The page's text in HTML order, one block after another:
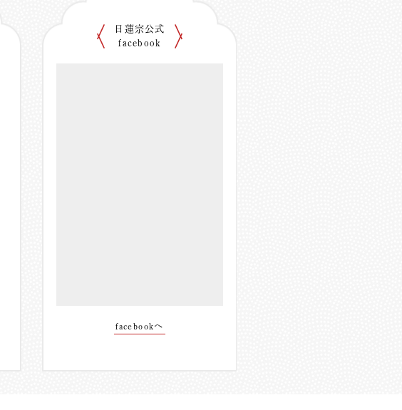
日蓮宗公式
facebook
facebookへ